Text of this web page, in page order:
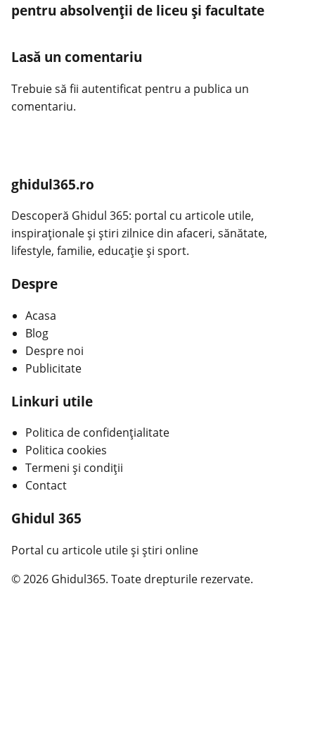
pentru absolvenții de liceu și facultate
Lasă un comentariu
Trebuie să fii autentificat pentru a publica un
comentariu.
ghidul365.ro
Descoperă Ghidul 365: portal cu articole utile,
inspiraționale și știri zilnice din afaceri, sănătate,
lifestyle, familie, educație și sport.
Despre
Acasa
Blog
Despre noi
Publicitate
Linkuri utile
Politica de confidențialitate
Politica cookies
Termeni și condiții
Contact
Ghidul 365
Portal cu articole utile și știri online
© 2026 Ghidul365. Toate drepturile rezervate.